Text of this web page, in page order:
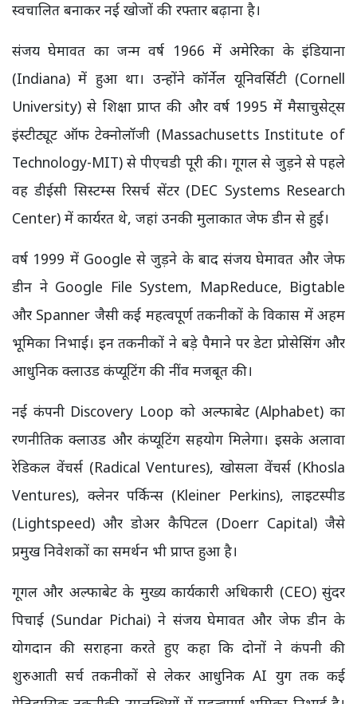
स्वचालित बनाकर नई खोजों की रफ्तार बढ़ाना है।
संजय घेमावत का जन्म वर्ष 1966 में अमेरिका के इंडियाना
(Indiana) में हुआ था। उन्होंने कॉर्नेल यूनिवर्सिटी (Cornell
University) से शिक्षा प्राप्त की और वर्ष 1995 में मैसाचुसेट्स
इंस्टीट्यूट ऑफ टेक्नोलॉजी (Massachusetts Institute of
Technology-MIT) से पीएचडी पूरी की। गूगल से जुड़ने से पहले
वह डीईसी सिस्टम्स रिसर्च सेंटर (DEC Systems Research
Center) में कार्यरत थे, जहां उनकी मुलाकात जेफ डीन से हुई।
वर्ष 1999 में Google से जुड़ने के बाद संजय घेमावत और जेफ
डीन ने Google File System, MapReduce, Bigtable
और Spanner जैसी कई महत्वपूर्ण तकनीकों के विकास में अहम
भूमिका निभाई। इन तकनीकों ने बड़े पैमाने पर डेटा प्रोसेसिंग और
आधुनिक क्लाउड कंप्यूटिंग की नींव मजबूत की।
नई कंपनी Discovery Loop को अल्फाबेट (Alphabet) का
रणनीतिक क्लाउड और कंप्यूटिंग सहयोग मिलेगा। इसके अलावा
रेडिकल वेंचर्स (Radical Ventures), खोसला वेंचर्स (Khosla
Ventures), क्लेनर पर्किन्स (Kleiner Perkins), लाइटस्पीड
(Lightspeed) और डोअर कैपिटल (Doerr Capital) जैसे
प्रमुख निवेशकों का समर्थन भी प्राप्त हुआ है।
गूगल और अल्फाबेट के मुख्य कार्यकारी अधिकारी (CEO) सुंदर
पिचाई (Sundar Pichai) ने संजय घेमावत और जेफ डीन के
योगदान की सराहना करते हुए कहा कि दोनों ने कंपनी की
शुरुआती सर्च तकनीकों से लेकर आधुनिक AI युग तक कई